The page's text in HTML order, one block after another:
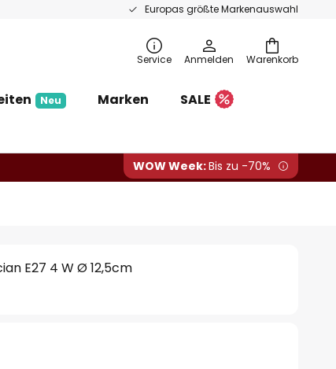
Europas größte Markenauswahl
Warenkorb
Service Anmelden
Neu Marken
SALE
WOW Week:Bis zu -70%
E27 4 W Ø 12,5cm